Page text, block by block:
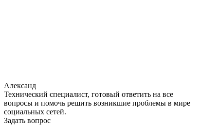
Александ
Технический специалист, готовый ответить на все
вопросы и помочь решить возникшие проблемы в мире
социальных сетей.
Задать вопрос